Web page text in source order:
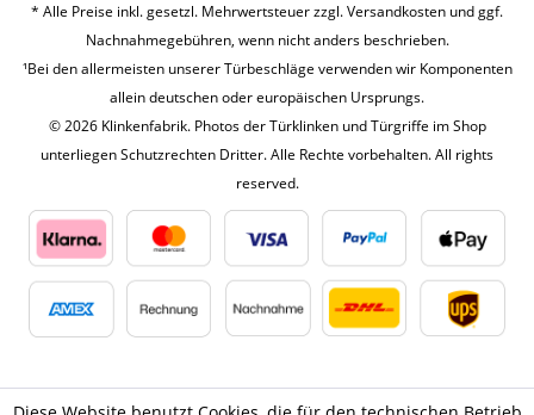
* Alle Preise inkl. gesetzl. Mehrwertsteuer zzgl.Versandkosten und ggf.
Nachnahmegebühren, wenn nicht anders beschrieben.
¹Bei den allermeisten unserer Türbeschläge verwenden wir Komponenten
allein deutschen oder europäischen Ursprungs.
© 2026 Klinkenfabrik. Photos der Türklinken und Türgriffe im Shop
unterliegen Schutzrechten Dritter. Alle Rechte vorbehalten. All rights
reserved.